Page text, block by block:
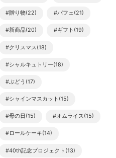
#贈り物(22) #パフェ(21)
#新商品(20) #ギフト(19)
#クリスマス(18)
#シャルキュトリー(18)
#ぶどう(17)
#シャインマスカット(15)
#母の日(15) #オムライス(15)
#ロールケーキ(14)
#40th記念プロジェクト(13)